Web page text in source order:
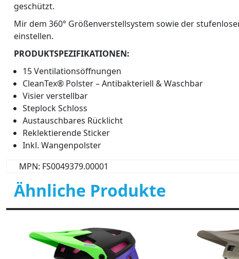
geschützt.
Mir dem 360° Größenverstellsystem sowie der
einstellen.
PRODUKTSPEZIFIKATIONEN:
15 Ventilationsöffnungen
CleanTex® Polster – Antibakteriell & Waschbar
Visier verstellbar
Steplock Schloss
Austauschbares Rücklicht
Reklektierende Sticker
Inkl. Wangenpolster
MPN: FS0049379.00001
Ähnliche Produkte